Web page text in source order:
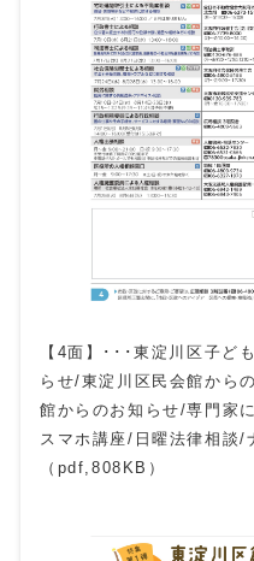
【4面】･･･東淀川区子ど
らせ/東淀川区民会館から
館からのお知らせ/専門家
スマホ講座/日曜法律相談/
（pdf,808KB）